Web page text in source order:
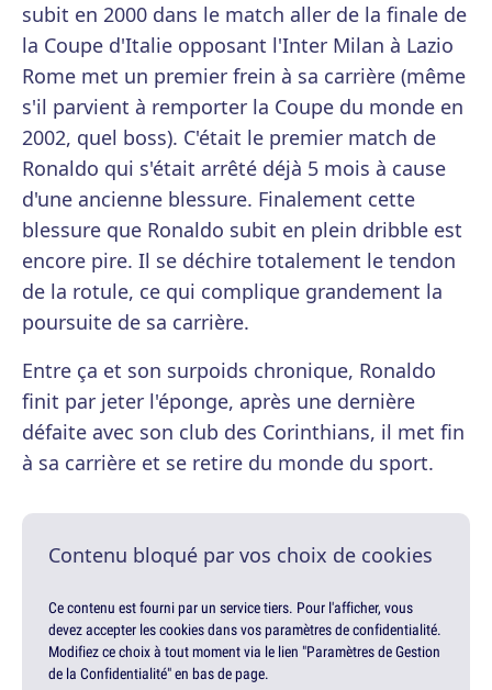
subit en 2000 dans le match aller de la finale de
la Coupe d'Italie opposant l'Inter Milan à Lazio
Rome met un premier frein à sa carrière (même
s'il parvient à remporter la Coupe du monde en
2002, quel boss). C'était le premier match de
Ronaldo qui s'était arrêté déjà 5 mois à cause
d'une ancienne blessure. Finalement cette
blessure que Ronaldo subit en plein dribble est
encore pire. Il se déchire totalement le tendon
de la rotule, ce qui complique grandement la
poursuite de sa carrière.
Entre ça et son surpoids chronique, Ronaldo
finit par jeter l'éponge, après une dernière
défaite avec son club des Corinthians, il met fin
à sa carrière et se retire du monde du sport.
Contenu bloqué par vos choix de cookies
Ce contenu est fourni par un service tiers. Pour l'afficher, vous
devez accepter les cookies dans vos paramètres de confidentialité.
Modifiez ce choix à tout moment via le lien "Paramètres de Gestion
de la Confidentialité" en bas de page.